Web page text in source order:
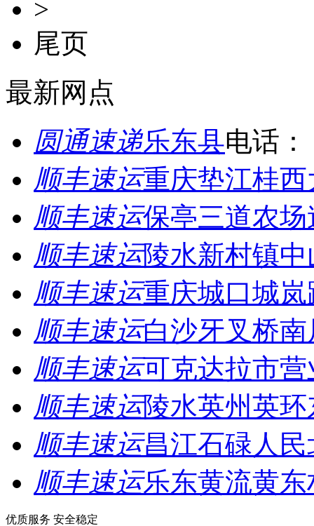
>
尾页
最新网点
圆通速递乐东县电话：
顺丰速运重庆垫江桂
顺丰速运保亭三道农
顺丰速运陵水新村镇
顺丰速运重庆城口城
顺丰速运白沙牙叉桥
顺丰速运可克达拉市营
顺丰速运陵水英州英
顺丰速运昌江石碌人
顺丰速运乐东黄流黄
优质服务 安全稳定